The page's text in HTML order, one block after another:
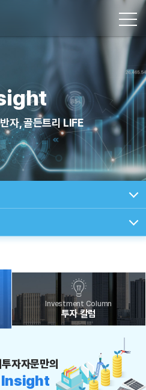
자, 골든트리 LIFE
Investment Column
투자 칼럼
자자문만의
Insight